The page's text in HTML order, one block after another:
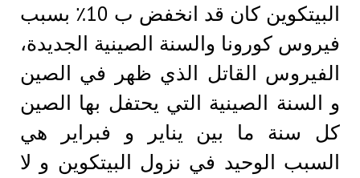
البيتكوين كان قد انخفض ب 10٪ بسبب
فيروس كورونا والسنة الصينية الجديدة،
الفيروس القاتل الذي ظهر في الصين
و السنة الصينية التي يحتفل بها الصين
كل سنة ما بين يناير و فبراير هي
السبب الوحيد في نزول البيتكوين و لا